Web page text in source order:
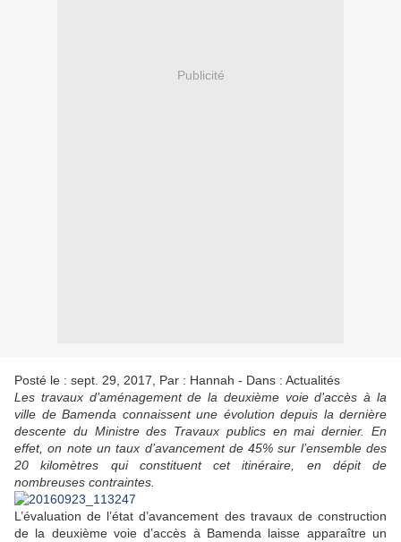
Publicité
Posté le : sept. 29, 2017, Par : Hannah - Dans : Actualités
Les travaux d’aménagement de la deuxième voie d’accès à la
ville de Bamenda connaissent une évolution depuis la dernière
descente du Ministre des Travaux publics en mai dernier. En
effet, on note un taux d’avancement de 45% sur l’ensemble des
20 kilomètres qui constituent cet itinéraire, en dépit de
nombreuses contraintes.
L’évaluation de l’état d’avancement des travaux de construction
de la deuxième voie d’accès à Bamenda laisse apparaître un